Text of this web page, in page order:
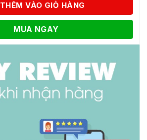
THÊM VÀO GIỎ HÀNG
MUA NGAY